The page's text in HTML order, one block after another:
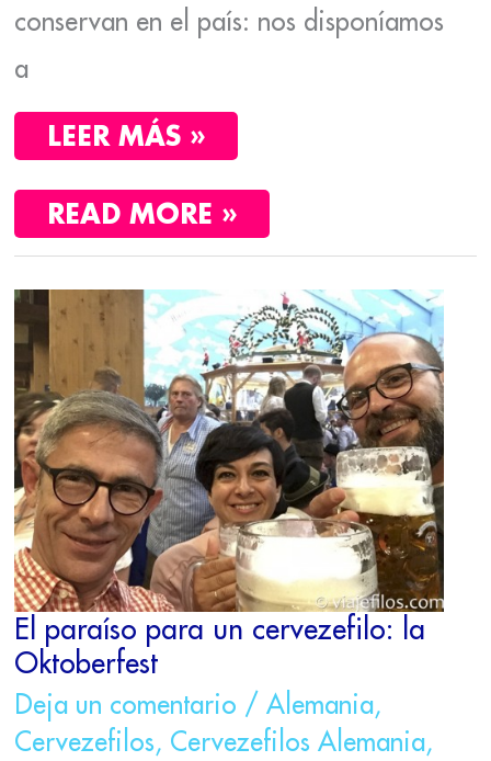
conservan en el país: nos disponíamos
a
LEER MÁS »
READ MORE »
El paraíso para un cervezefilo: la
Oktoberfest
Deja un comentario / Alemania,
Cervezefilos, Cervezefilos Alemania,
EL
PARAÍSO
PARA
UN
CERVEZEFILO:
LA
OKTOBERFEST